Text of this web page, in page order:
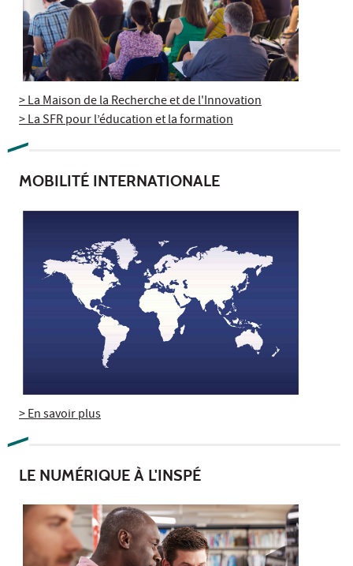
> La Maison de la Recherche et de l'Innovation
> La SFR pour l’éducation et la formation
MOBILITÉ INTERNATIONALE
> En savoir plus
LE NUMÉRIQUE À L'INSPÉ